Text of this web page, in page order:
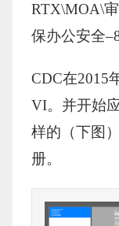
RTX\MOA\
保办公安全
CDC在2015
VI。并开始
样的（下图
册。